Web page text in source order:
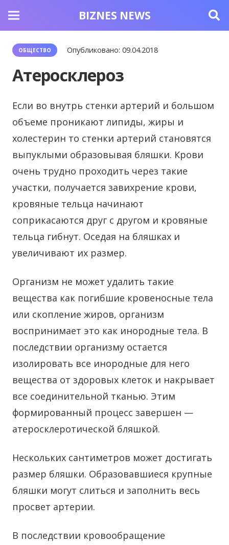
BIZNES NEWS
ОБЩЕСТВО Опубликовано:09.04.2018
Атеросклероз
Если во внутрь стенки артерий и большом
объеме проникают липиды, жиры и
холестерин то стенки артерий становятся
выпуклыми образовывая бляшки. Крови
очень трудно проходить через такие
участки, получается завихрение крови,
кровяные тельца начинают
соприкасаются друг с другом и кровяные
тельца гибнут. Оседая на бляшках и
увеличивают их размер.
Организм не может удалить такие
вещества как погибшие кровеносные тела
или скопление жиров, организм
воспринимает это как инородные тела. В
последствии организму остается
изолировать все инородные для него
вещества от здоровых клеток и накрывает
все соединительной тканью. Этим
формированный процесс завершен —
атеросклеротической бляшкой.
Нескольких сантиметров может достигать
размер бляшки. Образовавшиеся крупные
бляшки могут слиться и заполнить весь
просвет артерии.
В последствии кровообращение